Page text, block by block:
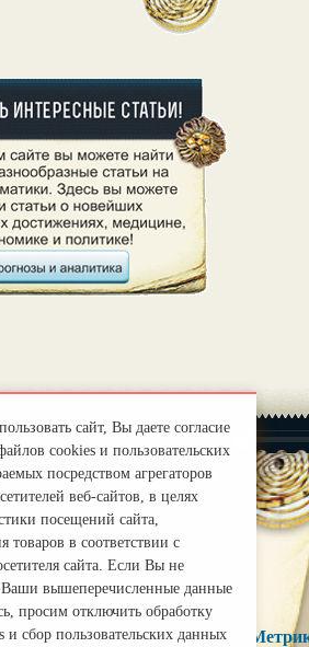
|
Правила
сайт, Вы даете согласие
cookies и пользовательских
посредством агрегаторов
веб-сайтов, в целях
посещений сайта,
товаров в соответствии с
сайта. Если Вы не
Ваши вышеперечисленные данные
просим отключить обработку
и сбор пользовательских данных